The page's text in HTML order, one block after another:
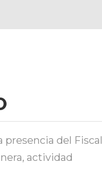
presencia del Fiscal
actividad